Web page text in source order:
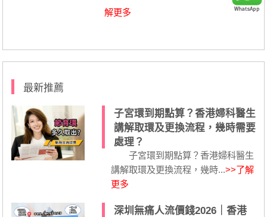
解更多
最新推薦
子宮環到期點算？香港婦科醫生
講解取環及更換流程，幾時需要
處理？
子宮環到期點算？香港婦科醫生
講解取環及更換流程，幾時...>>了解
更多
深圳無痛人流價錢2026｜香港